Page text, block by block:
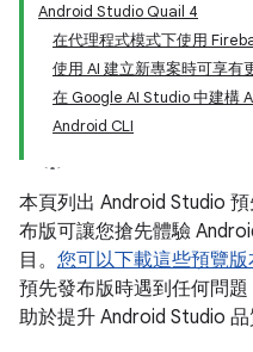
Android Studio Quail 4
在代理程式模式下使用
使用 AI 建立新專案時可享有
在 Google AI Studio 中建構
Android CLI
本頁列出 Android Studio
布版可讓您搶先體驗
目。 您可以下載這些預覽版
預先發布版時遇到任何問題
助於提升 Android Studio 品